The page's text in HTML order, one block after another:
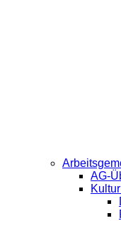
AG-